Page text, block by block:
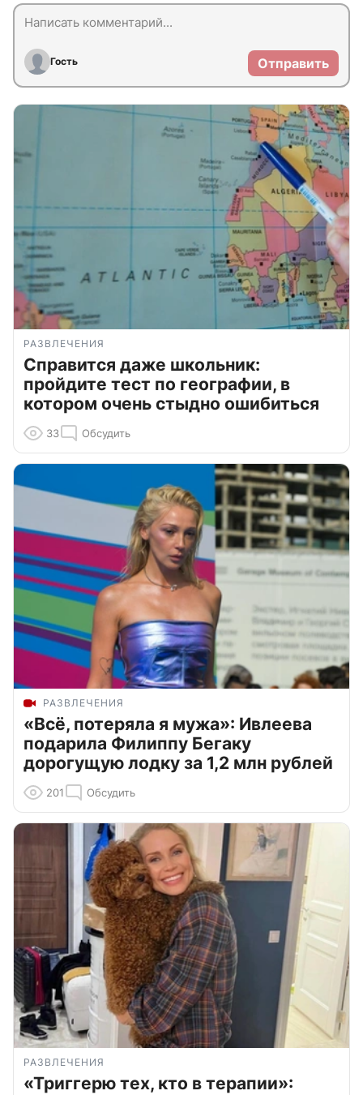
Гость Отправить
РАЗВЛЕЧЕНИЯ
Справится даже школьник:
пройдите тест по географии, в
котором очень стыдно ошибиться
33 Обсудить
РАЗВЛЕЧЕНИЯ
«Всё, потеряла я мужа»: Ивлеева
подарила Филиппу Бегаку
дорогущую лодку за 1,2 млн рублей
201 Обсудить
РАЗВЛЕЧЕНИЯ
«Триггерю тех, кто в терапии»: